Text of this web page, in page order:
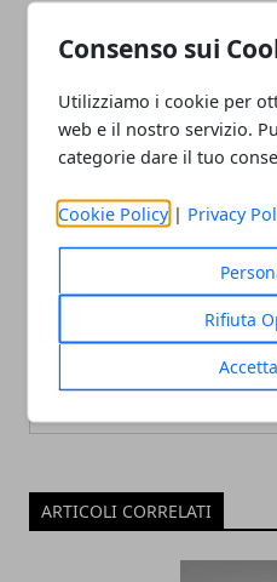
Consenso sui
Utilizziamo i cookie per
web e il nostro servizio.
categorie dare il tuo
Cookie Policy | Privacy
Rifiuta
The Suicide Squad: qual è
il legame tra i due film?
ARTICOLI CORRELATI